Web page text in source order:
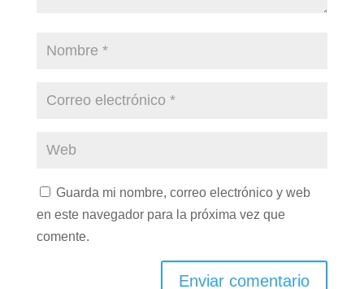
Guarda mi nombre, correo electrónico y web
en este navegador para la próxima vez que
comente.